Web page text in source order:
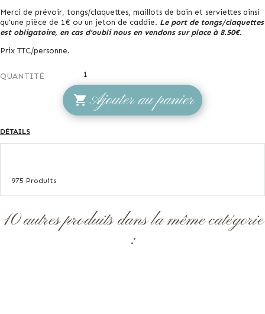
Merci de prévoir, tongs/claquettes, maillots de bain et serviettes ainsi
qu'une pièce de 1€ ou un jeton de caddie. Le port de tongs/claquettes
est obligatoire, en cas d'oubli nous en vendons sur place à 8.50€.
Prix TTC/personne.
QUANTITÉ
 Ajouter au panier
DÉTAILS
975 Produits
10 autres produits dans la même catégorie
: